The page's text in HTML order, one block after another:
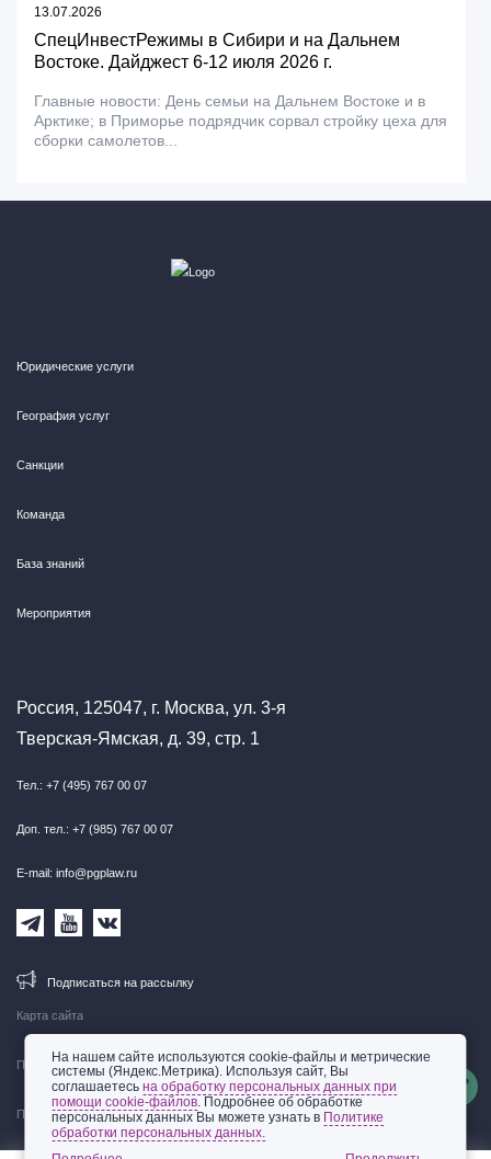
13.07.2026
СпецИнвестРежимы в Сибири и на Дальнем
Востоке. Дайджест 6-12 июля 2026 г.
Главные новости: День семьи на Дальнем Востоке и в
Арктике; в Приморье подрядчик сорвал стройку цеха для
сборки самолетов...
Карта сайта
Правовая информация
Политика обработки персональных данных
Юридические услуги
География услуг
Санкции
Команда
База знаний
Мероприятия
Россия, 125047, г. Москва, ул. 3-я
Тверская-Ямская, д. 39, стр. 1
Тел.: +7 (495) 767 00 07
Доп. тел.: +7 (985) 767 00 07
E-mail: info@pgplaw.ru
Подписаться на рассылку
На нашем сайте используются cookie-файлы и метрические
системы (Яндекс.Метрика). Используя сайт, Вы
соглашаетесьна обработку персональных данных при
помощи cookie-файлов. Подробнее об обработке
персональных данных Вы можете узнать в Политике
обработки персональных данных.